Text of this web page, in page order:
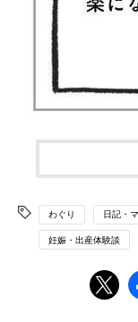
わぐり 日記・
妊娠・出産体験談